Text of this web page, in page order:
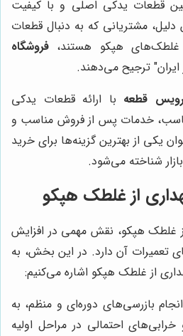
قطعات یدکی اصلی و با کیفیت
مشتریانی که به دنبال قطعات
هپکو هستند، فروشگاه
ایران" ترجیح می‌دهند.
قطعه با ارائه قطعات یدکی
خدمات پس از فروش مناسب و
یکی از بهترین گزینه‌ها برای خرید
شناخته می‌شود.
از غلطک هپکو
غلطک هپکو، نقش مهمی در افزایش
آن دارد. در این بخش، به
از غلطک هپکو اشاره می‌کنیم:
انجام بازرسی‌های دوره‌ای و منظم، به
احتمالی در مراحل اولیه